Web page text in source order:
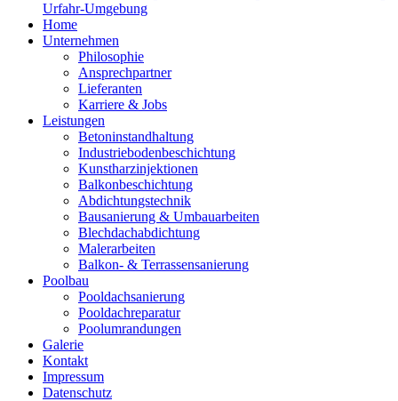
Urfahr-Umgebung
Home
Unternehmen
Philosophie
Ansprechpartner
Lieferanten
Karriere & Jobs
Leistungen
Betoninstandhaltung
Industriebodenbeschichtung
Kunstharzinjektionen
Balkonbeschichtung
Abdichtungstechnik
Bausanierung & Umbauarbeiten
Blechdachabdichtung
Malerarbeiten
Balkon- & Terrassensanierung
Poolbau
Pooldachsanierung
Pooldachreparatur
Poolumrandungen
Galerie
Kontakt
Impressum
Datenschutz